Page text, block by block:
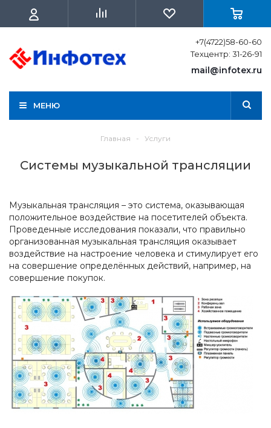
+7(4722)58-60-60
Техцентр: 31-26-91
mail@infotex.ru
МЕНЮ
Главная - Услуги
Системы музыкальной трансляции
Музыкальная трансляция – это система, оказывающая
положительное воздействие на посетителей объекта.
Проведенные исследования показали, что правильно
организованная музыкальная трансляция оказывает
воздействие на настроение человека и стимулирует его
на совершение определённых действий, например, на
совершение покупок.